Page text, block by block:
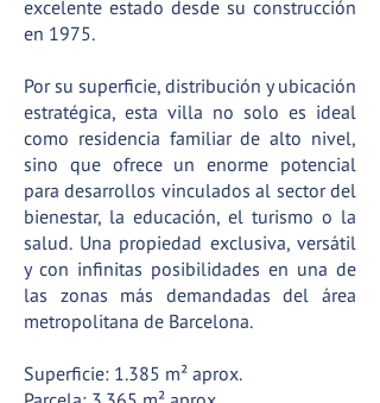
excelente estado desde su construcción
en 1975.
Por su superficie, distribución y ubicación
estratégica, esta villa no solo es ideal
como residencia familiar de alto nivel,
sino que ofrece un enorme potencial
para desarrollos vinculados al sector del
bienestar, la educación, el turismo o la
salud. Una propiedad exclusiva, versátil
y con infinitas posibilidades en una de
las zonas más demandadas del área
metropolitana de Barcelona.
Superficie: 1.385 m² aprox.